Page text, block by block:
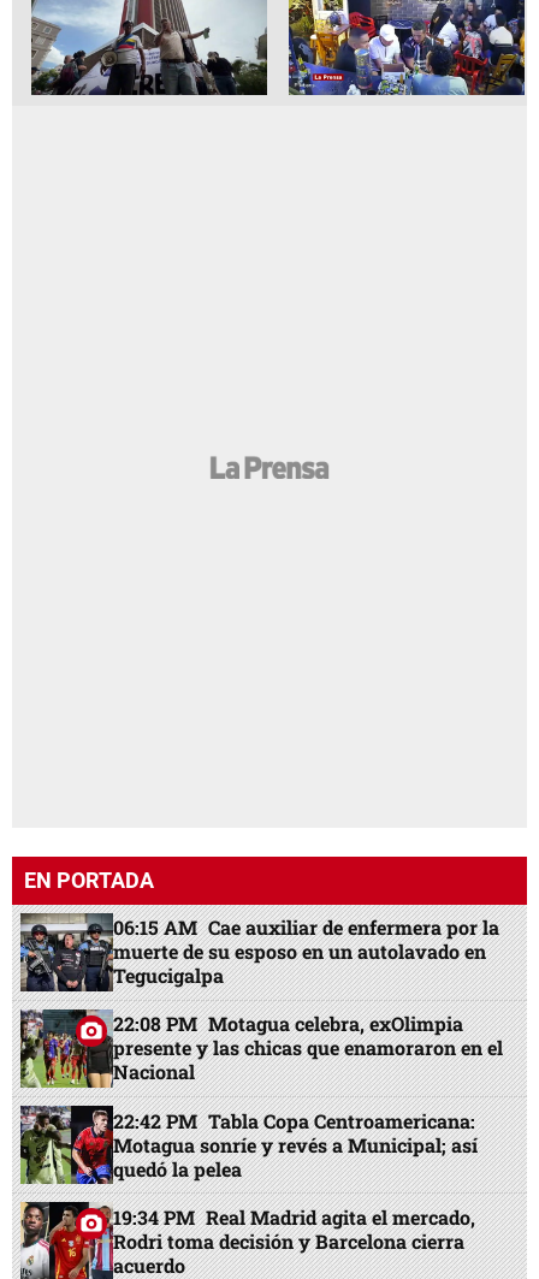
EN PORTADA
06:15 AM Cae auxiliar de enfermera por la
muerte de su esposo en un autolavado en
Tegucigalpa
22:08 PM Motagua celebra, exOlimpia
presente y las chicas que enamoraron en el
Nacional
22:42 PM Tabla Copa Centroamericana:
Motagua sonríe y revés a Municipal; así
quedó la pelea
19:34 PM Real Madrid agita el mercado,
Rodri toma decisión y Barcelona cierra
acuerdo